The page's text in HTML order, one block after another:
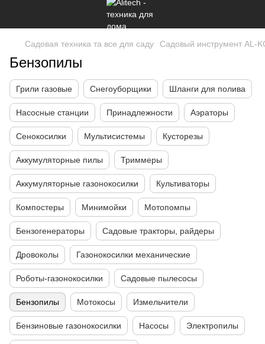
Садовая техника та все для саду Садовый инструмент AL-
Бензопилы
Грили газовые Снегоуборщики Шланги для полива
Насосные станции Принадлежности Аэраторы
Сенокосилки Мультисистемы Кусторезы
Аккумуляторные пилы Триммеры
Аккумуляторные газонокосилки Культиваторы
Компостеры Минимойки Мотопомпы
Бензогенераторы Садовые тракторы, райдеры
Дровоколы Газонокосилки механические
Роботы-газонокосилки Садовые пылесосы
Бензопилы Мотокосы Измельчители
Бензиновые газонокосилки Насосы Электропилы